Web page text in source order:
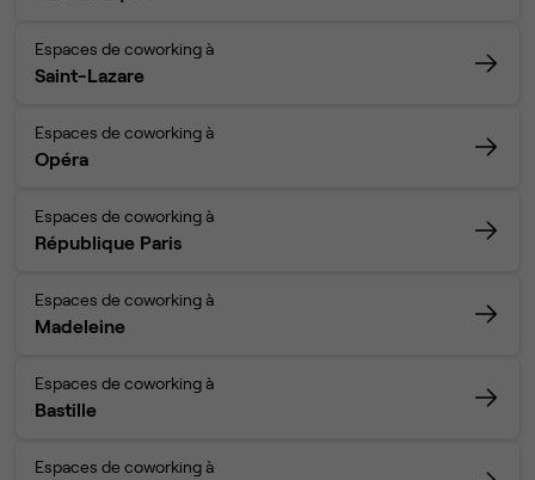
Espaces de coworking à
Saint-Lazare
Espaces de coworking à
Opéra
Espaces de coworking à
République Paris
Espaces de coworking à
Madeleine
Espaces de coworking à
Bastille
Espaces de coworking à